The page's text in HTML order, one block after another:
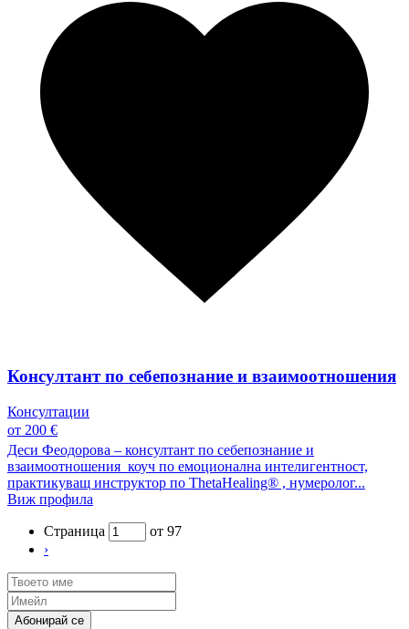
Консултант по себепознание и взаимоотношения
Консултации
от 200 €
Деси Феодорова – консултант по себепознание и
взаимоотношения коуч по емоционална интелигентност,
практикуващ инструктор по ThetaHealing® , нумеролог...
Виж профила
Страница
от 97
›